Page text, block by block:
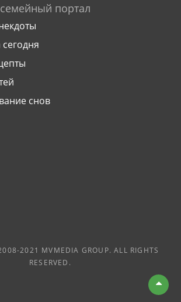
портал
снов
2021 MVMEDIA GROUP. ALL RIGHTS
RESERVED.